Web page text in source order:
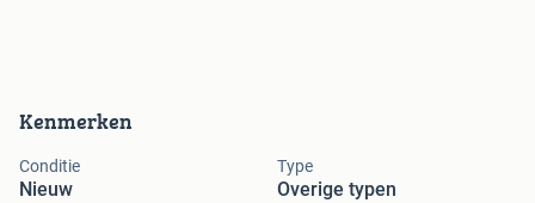
Kenmerken
Conditie
Nieuw
Type
Overige typen